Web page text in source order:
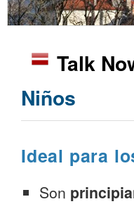
Talk
Niños
Ideal para
Son